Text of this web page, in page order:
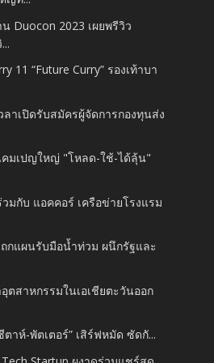
Duocon 2023 เผยพรีวิว
11 “Future Curry” รองเท้าบา
ลาเปิดรับสมัครผู้จัดการกองทุนส่ง
คมเปญใหญ่ "โหลด-ใช้-ได้ลุ้น"
วมกับ แอคคอร์ เครือข่ายโรงแรม
กแผนรับมือน้ำท่วม ผนึกรัฐและ
ตสาหกรรมในเอเชียตะวันออก
าห์-พัตเตอร์” เสิร์ฟหมัด ซัดกั...